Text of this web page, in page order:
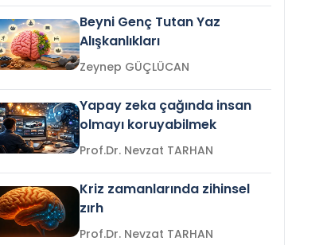
Beyni Genç Tutan Yaz
Alışkanlıkları
Zeynep GÜÇLÜCAN
Yapay zeka çağında insan
olmayı koruyabilmek
Prof.Dr. Nevzat TARHAN
Kriz zamanlarında zihinsel
zırh
Prof.Dr. Nevzat TARHAN